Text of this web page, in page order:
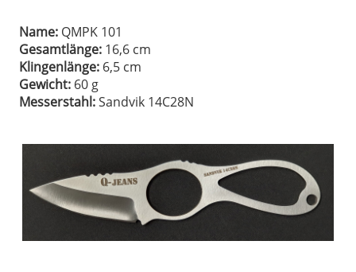
Name: QMPK 101
Gesamtlänge: 16,6 cm
Klingenlänge: 6,5 cm
Gewicht: 60 g
Messerstahl:Sandvik 14C28N